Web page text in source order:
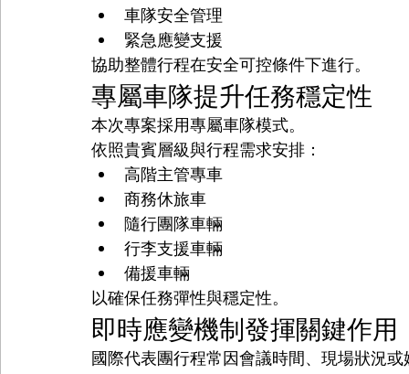
車隊安全管理
緊急應變支援
協助整體行程在安全可控條件下進行。
專屬車隊提升任務穩定性
本次專案採用專屬車隊模式。
依照貴賓層級與行程需求安排：
高階主管專車
商務休旅車
隨行團隊車輛
行李支援車輛
備援車輛
以確保任務彈性與穩定性。
即時應變機制發揮關鍵作用
國際代表團行程常因會議時間、現場狀況